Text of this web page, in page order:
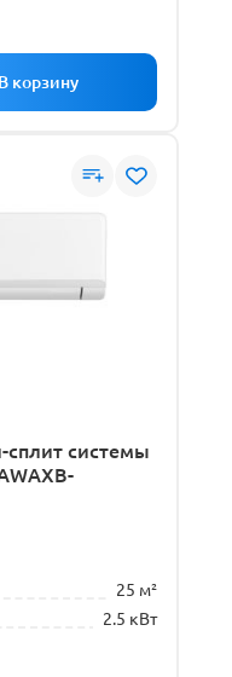
сплит системы
25 м²
2.5 кВт